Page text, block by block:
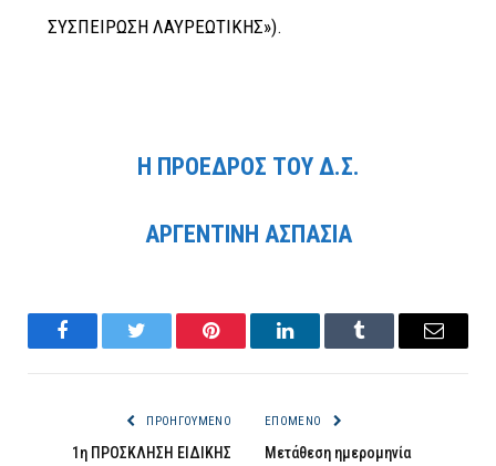
ΣΥΣΠΕΙΡΩΣΗ ΛΑΥΡΕΩΤΙΚΗΣ»).
Η ΠΡΟΕΔΡΟΣ ΤΟΥ Δ.Σ.
ΑΡΓΕΝΤΙΝΗ ΑΣΠΑΣΙΑ
FacebookTwitter Pinterest LinkedInTumblr Email
ΠΡΟΗΓΟΎΜΕΝΟ
1η ΠΡΟΣΚΛΗΣΗ ΕΙΔΙΚΗΣ
ΕΠΌΜΕΝΟ
Μετάθεση ημερομηνία